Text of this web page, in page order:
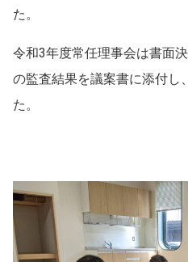
た。
令和3年度常任理事会は書面
の監査結果を議案書に添付し
た。